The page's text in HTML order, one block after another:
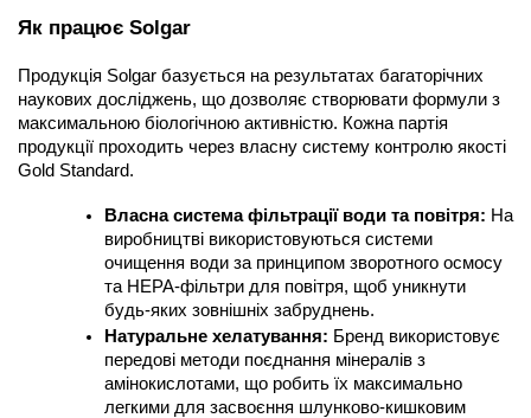
Як працює Solgar
Продукція Solgar базується на результатах багаторічних
наукових досліджень, що дозволяє створювати формули з
максимальною біологічною активністю. Кожна партія
продукції проходить через власну систему контролю якості
Gold Standard.
Власна система фільтрації води та повітря: На
виробництві використовуються системи
очищення води за принципом зворотного осмосу
та HEPA-фільтри для повітря, щоб уникнути
будь-яких зовнішніх забруднень.
Натуральне хелатування: Бренд використовує
передові методи поєднання мінералів з
амінокислотами, що робить їх максимально
легкими для засвоєння шлунково-кишковим